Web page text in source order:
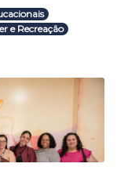
e Recreação